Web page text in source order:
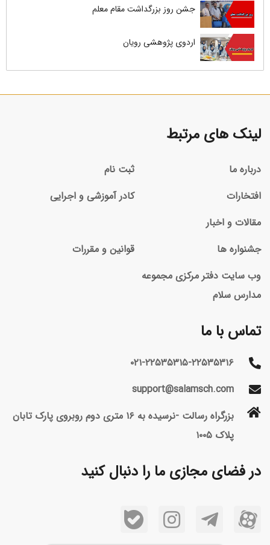
جشن روز بزرگداشت مقام معلم
اردوی پژوهشی رویان
لینک های مرتبط
درباره ما
ثبت نام
افتخارات
کادر آموزشی و اجرایی
مقالات و اخبار
جشنواره ها
قوانین و مقررات
وب سایت دفتر مرکزی مجموعه
مدارس سلام
تماس با ما
۰۲۱-۲۲۵۳۵۳۱۵-۲۲۵۳۵۳۱۶
support@salamsch.com
بزرگراه رسالت -نرسیده به ۱۶ متری دوم روبروی پارک تابان
پلاک ۱۰۰۵
در فضای مجازی ما را دنبال کنید